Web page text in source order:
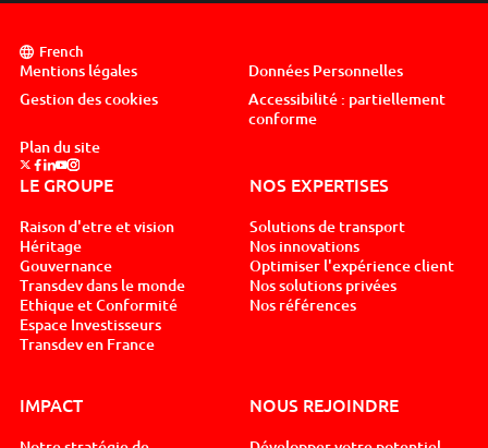
French
Mentions légales
Données Personnelles
Gestion des cookies
Accessibilité : partiellement
conforme
Plan du site
Suivez nous sur x, nouvel onglet
Suivez nous sur facebook, nouvel onglet
Suivez nous sur linkedin, nouvel onglet
Suivez nous sur youtube, nouvel onglet
LE GROUPE
Raison d'etre et vision
Héritage
Gouvernance
Transdev dans le monde
Ethique et Conformité
Espace Investisseurs
Transdev en France
NOS EXPERTISES
Solutions de transport
Nos innovations
Optimiser l'expérience client
Nos solutions privées
Nos références
IMPACT NOUS REJOINDRE